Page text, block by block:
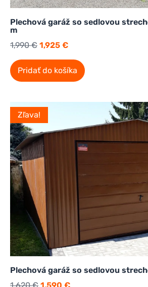
Plechová garáž so sedlovou
m
1,990€ 1,925 €
Pridať do košíka
Zľava!
Plechová garáž so sedlovou